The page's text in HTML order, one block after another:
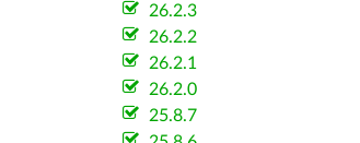
26.2.3
26.2.2
26.2.1
26.2.0
25.8.7